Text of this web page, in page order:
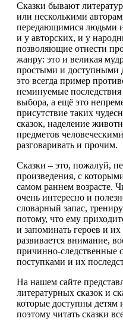
Сказки бывают
или несколькими
передающимися людьми
и у авторских, и у
позволяющие отнести
жанру: это и великая
простыми и доступными
это всегда пример
неминуемые
выбора, а ещё это
присутствие таких
сказок, наделение
предметов
разговаривать и прочим.
Сказки – это, пожалуй,
произведения, с
самом раннем возрасте.
очень интересно и
словарный запас,
потому, что ему
и запоминать героев и
развивается внимание,
причинно-следственные
поступками и их
На нашем сайте
литературных сказок и
которые доступны детям
поэтому читать сказки